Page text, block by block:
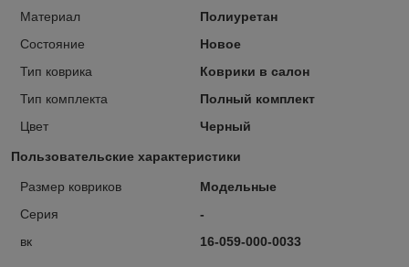
Материал
Полиуретан
Состояние
Новое
Тип коврика
Коврики в салон
Тип комплекта
Полный комплект
Цвет
Черный
Пользовательские характеристики
Размер ковриков
Модельные
Серия
-
вк
16-059-000-0033